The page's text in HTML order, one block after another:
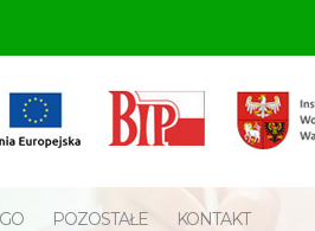
POZOSTAŁE
KONTAKT